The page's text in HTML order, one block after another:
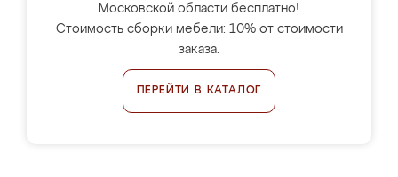
Московской области бесплатно!
Стоимость сборки мебели: 10% от стоимости
заказа.
ПЕРЕЙТИ В КАТАЛОГ